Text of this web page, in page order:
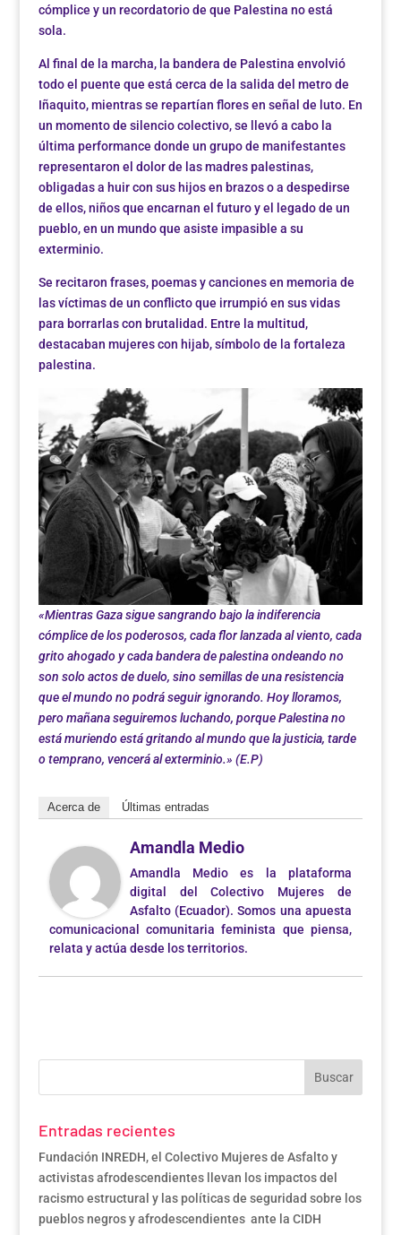
cómplice y un recordatorio de que Palestina no está
sola.
Al final de la marcha, la bandera de Palestina envolvió
todo el puente que está cerca de la salida del metro de
Iñaquito, mientras se repartían flores en señal de luto. En
un momento de silencio colectivo, se llevó a cabo la
última performance donde un grupo de manifestantes
representaron el dolor de las madres palestinas,
obligadas a huir con sus hijos en brazos o a despedirse
de ellos, niños que encarnan el futuro y el legado de un
pueblo, en un mundo que asiste impasible a su
exterminio.
Se recitaron frases, poemas y canciones en memoria de
las víctimas de un conflicto que irrumpió en sus vidas
para borrarlas con brutalidad. Entre la multitud,
destacaban mujeres con hijab, símbolo de la fortaleza
palestina.
«Mientras Gaza sigue sangrando bajo la indiferencia
cómplice de los poderosos, cada flor lanzada al viento, cada
grito ahogado y cada bandera de palestina ondeando no
son solo actos de duelo, sino semillas de una resistencia
que el mundo no podrá seguir ignorando. Hoy lloramos,
pero mañana seguiremos luchando, porque Palestina no
está muriendo está gritando al mundo que la justicia, tarde
o temprano, vencerá al exterminio.» (E.P)
Acerca de Últimas entradas
Amandla Medio
Amandla Medio es la plataforma
digital del Colectivo Mujeres de
Asfalto (Ecuador). Somos una apuesta
comunicacional comunitaria feminista que piensa,
relata y actúa desde los territorios.
Entradas recientes
Fundación INREDH, el Colectivo Mujeres de Asfalto y
activistas afrodescendientes llevan los impactos del
racismo estructural y las políticas de seguridad sobre los
pueblos negros y afrodescendientes ante la CIDH